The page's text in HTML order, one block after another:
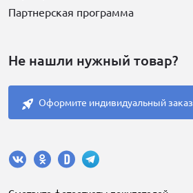
Партнерская программа
Не нашли нужный товар?
Оформите индивидуальный заказ